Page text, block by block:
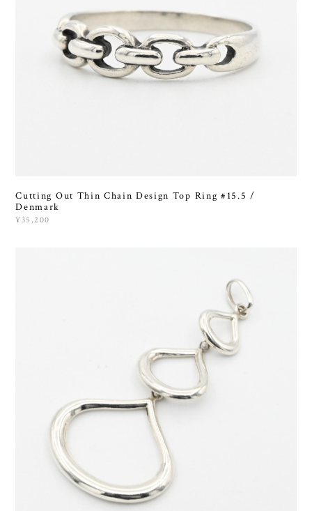
Cutting Out Thin Chain Design Top Ring #15.5 /
Denmark
¥35,200